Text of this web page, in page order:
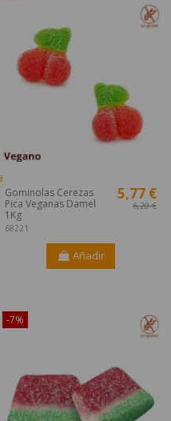
Gominolas Cerezas
Pica Veganas Damel
1Kg
68221
5,77 €
6,20 €
Añadir
-7%